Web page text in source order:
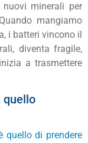
minerali per
mangiamo
i batteri vincono il
diventa fragile,
a trasmettere
quello
quello di prendere